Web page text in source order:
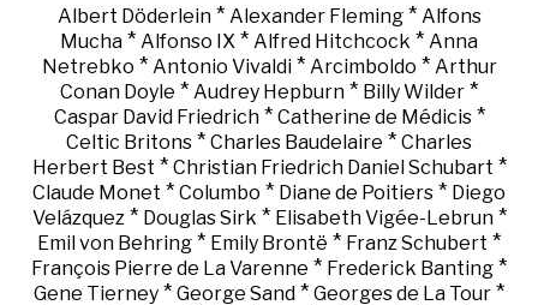
Albert Döderlein* Alexander Fleming* Alfons
Mucha * Alfonso IX * Alfred Hitchcock * Anna
Netrebko * Antonio Vivaldi* Arcimboldo * Arthur
Conan Doyle * Audrey Hepburn * Billy Wilder *
Caspar David Friedrich* Catherine de Médicis*
Celtic Britons * Charles Baudelaire * Charles
Herbert Best * Christian Friedrich Daniel Schubart *
Claude Monet * Columbo * Diane de Poitiers * Diego
Velázquez * Douglas Sirk * Elisabeth Vigée-Lebrun*
Emil von Behring * Emily Brontë * Franz Schubert *
François Pierre de La Varenne * Frederick Banting *
Gene Tierney * George Sand * Georges de La Tour *